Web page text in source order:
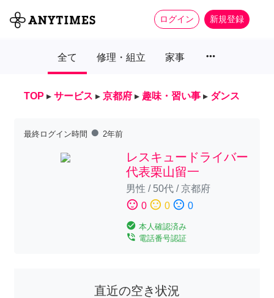
ログイン 新規登録
全て 修理・組立 家事 more_horiz
TOP ▸ サービス ▸ 京都府 ▸ 趣味・習い事 ▸ ダンス
最終ログイン時間 fiber_manual_record 2年前
レスキュードライバー
代表栗山留一
男性 / 50代/京都府
sentiment_satisfied 0 sentiment_neutral 0 sentiment_dissatisfied 0
check_circle 本人確認済み
phone_in_talk 電話番号認証
直近の空き状況